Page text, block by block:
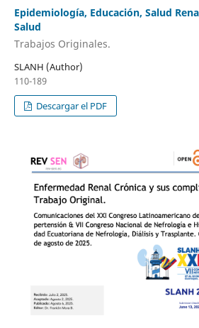
Epidemiología, Educación, Salud
Salud
Trabajos Originales.
SLANH (Author)
110-189
Descargar el PDF